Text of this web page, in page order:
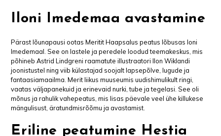
Iloni Imedemaa avastamine
Pärast lõunapausi ootas Meritit Haapsalus peatus lõbusas loni
Imedemaal. See on lastele ja peredele loodud teemakeskus, mis
põhineb Astrid Lindgreni raamatute illustraatori Ilon Wiklandi
joonistustel ning viib külastajad soojalt lapsepõlve, lugude ja
fantaasiamaailma. Merit liikus muuseumis uudishimulikult ringi,
vaatas väljapanekuid ja erinevaid nurki, tube ja tegelasi. See oli
mõnus ja rahulik vahepeatus, mis lisas päevale veel ühe killukese
mängulisust, äratundmisrõõmu ja avastamist.
Eriline peatumine Hestia